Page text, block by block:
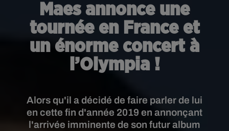
Maes annonce une
tournée en France et
un énorme concert à
l’Olympia !
Alors qu'il a décidé de faire parler de lui
en cette fin d'année 2019 en annonçant
l'arrivée imminente de son futur album